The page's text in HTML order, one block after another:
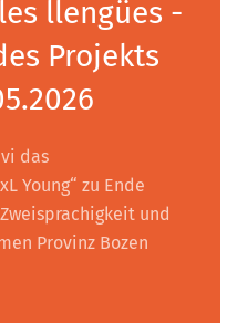
llengües -
Projekts
das
Young“ zu Ende
und
Provinz Bozen